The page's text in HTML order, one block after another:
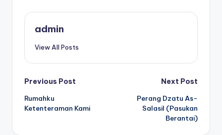
admin
View All Posts
Post
navigation
Previous Post
Rumahku
Ketenteraman Kami
Next Post
Perang Dzatu As-
Salasil (Pasukan
Berantai)